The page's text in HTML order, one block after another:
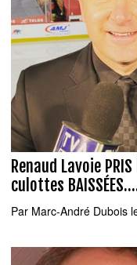
Renaud Lavoie
culottes
Par Marc-André Dubois